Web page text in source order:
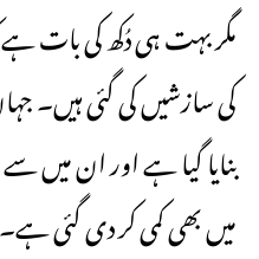
کی سازشیں کی گئی ہیں۔
بنایا گیا ہے اور ان میں
میں بھی کمی کر دی گئی